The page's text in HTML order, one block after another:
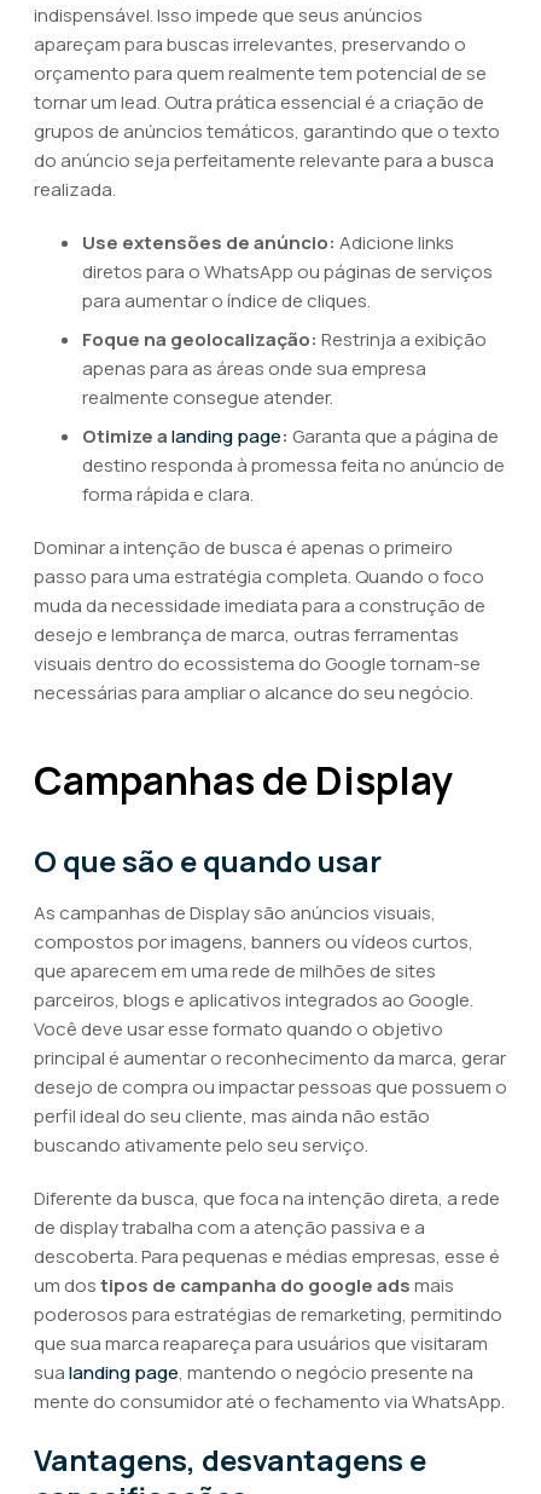
indispensável. Isso impede que seus anúncios
apareçam para buscas irrelevantes, preservando o
orçamento para quem realmente tem potencial de se
tornar um lead. Outra prática essencial é a criação de
grupos de anúncios temáticos, garantindo que o texto
do anúncio seja perfeitamente relevante para a busca
realizada.
Use extensões de anúncio: Adicione links
diretos para o WhatsApp ou páginas de serviços
para aumentar o índice de cliques.
Foque na geolocalização: Restrinja a exibição
apenas para as áreas onde sua empresa
realmente consegue atender.
Otimize alanding page: Garanta que a página de
destino responda à promessa feita no anúncio de
forma rápida e clara.
Dominar a intenção de busca é apenas o primeiro
passo para uma estratégia completa. Quando o foco
muda da necessidade imediata para a construção de
desejo e lembrança de marca, outras ferramentas
visuais dentro do ecossistema do Google tornam-se
necessárias para ampliar o alcance do seu negócio.
Campanhas de Display
O que são e quando usar
As campanhas de Display são anúncios visuais,
compostos por imagens, banners ou vídeos curtos,
que aparecem em uma rede de milhões de sites
parceiros, blogs e aplicativos integrados ao Google.
Você deve usar esse formato quando o objetivo
principal é aumentar o reconhecimento da marca, gerar
desejo de compra ou impactar pessoas que possuem o
perfil ideal do seu cliente, mas ainda não estão
buscando ativamente pelo seu serviço.
Diferente da busca, que foca na intenção direta, a rede
de display trabalha com a atenção passiva e a
descoberta. Para pequenas e médias empresas, esse é
um dostipos de campanha do google adsmais
poderosos para estratégias de remarketing, permitindo
que sua marca reapareça para usuários que visitaram
sualanding page, mantendo o negócio presente na
mente do consumidor até o fechamento via WhatsApp.
Vantagens, desvantagens e